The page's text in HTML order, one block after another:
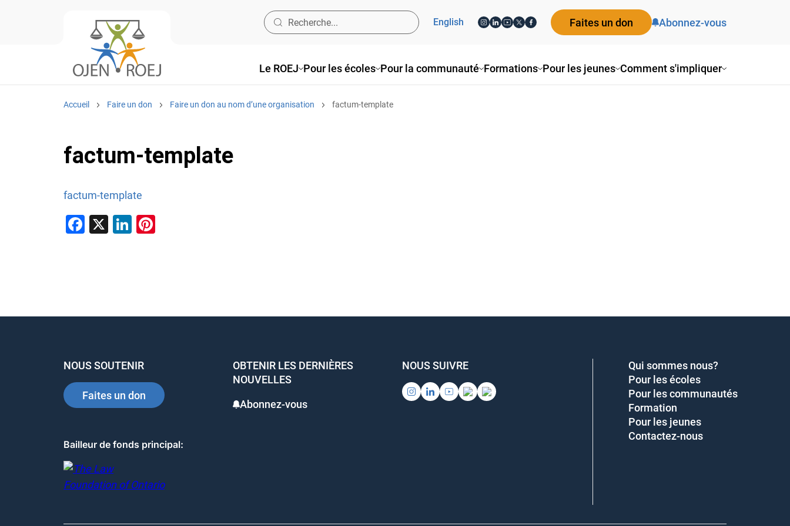
Le ROEJ Pour les écoles Pour la communauté Formations Pour les jeunes Comment s'impliquer
English Faites un don Abonnez-vous
Accueil Faire un don Faire un don au nom d’une organisation factum-template
factum-template
factum-template
F
o
k
X
Li
n
NOUS SOUTENIR
Faites un don
OBTENIR LES DERNIÈRES
NOUVELLES
Abonnez-vous
NOUS SUIVRE
Bailleur de fonds principal:
Qui sommes nous?
Pour les écoles
Pour les communautés
Formation
Pour les jeunes
Contactez-nous